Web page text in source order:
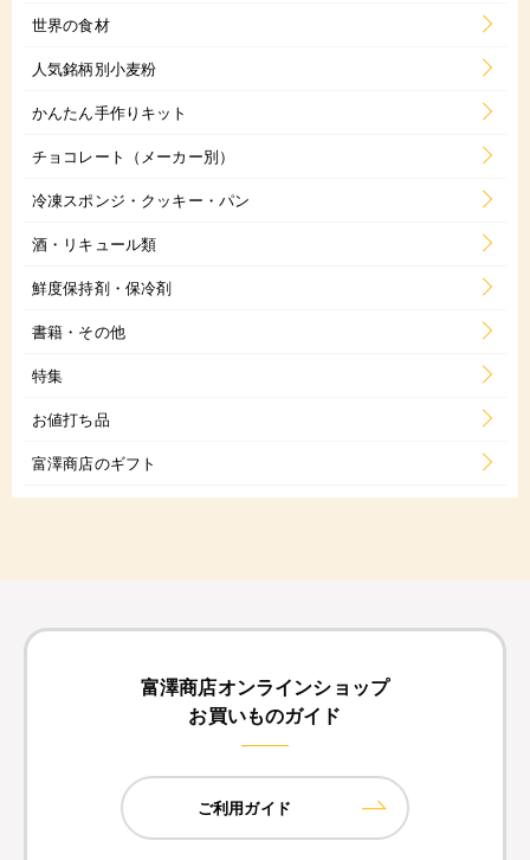
世界の食材
人気銘柄別小麦粉
かんたん手作りキット
チョコレート（メーカー別）
冷凍スポンジ・クッキー・パン
酒・リキュール類
鮮度保持剤・保冷剤
書籍・その他
特集
お値打ち品
富澤商店のギフト
富澤商店オンラインショップ
お買いものガイド
ご利用ガイド